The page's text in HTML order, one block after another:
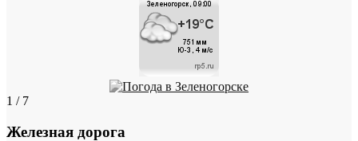
1 / 7
Железная дорога